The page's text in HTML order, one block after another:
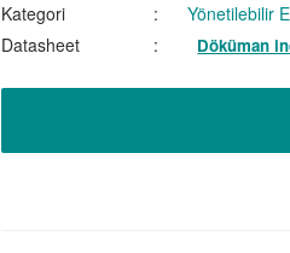
Kategori Yönetilebilir
Datasheet
Döküman